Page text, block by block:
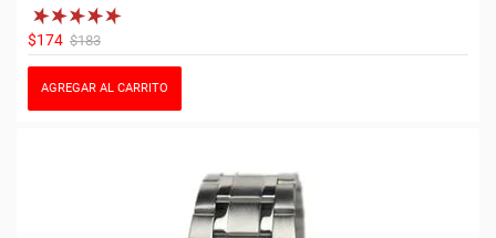
$174 $183
AGREGAR AL CARRITO